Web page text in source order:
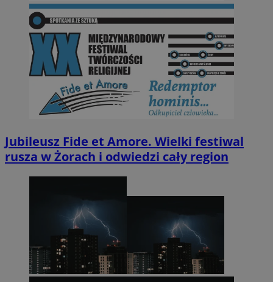
Jubileusz Fide et Amore. Wielki festiwal
rusza w Żorach i odwiedzi cały region